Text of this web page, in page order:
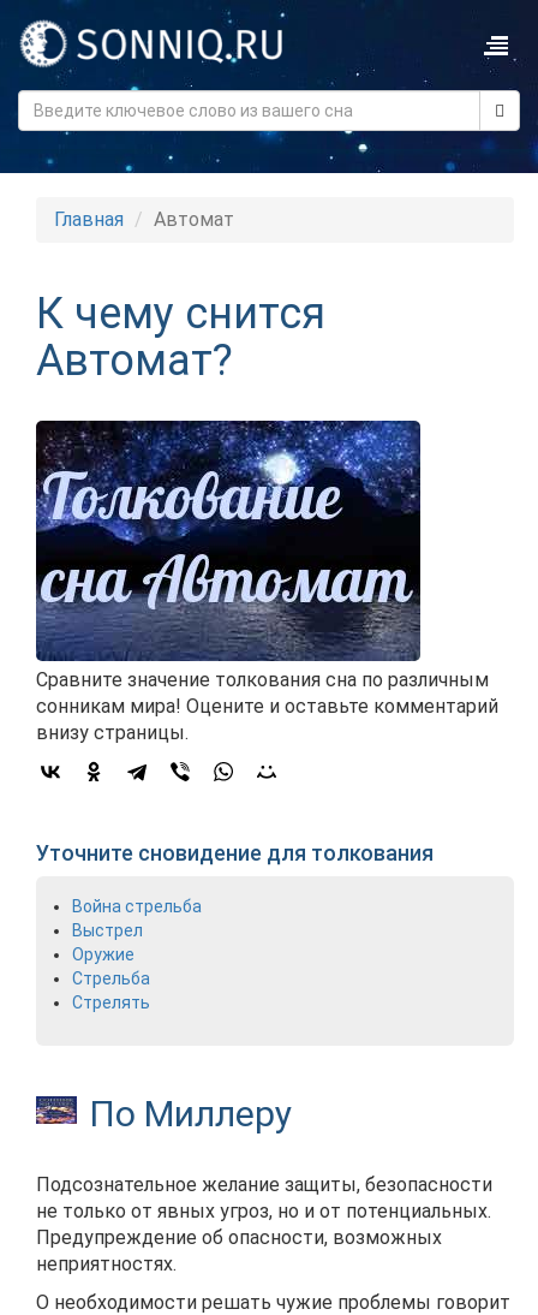
Главная Автомат
К чему снится
Автомат?
Сравните значение толкования сна по различным
сонникам мира! Оцените и оставьте комментарий
внизу страницы.
Уточните сновидение для толкования
Война стрельба
Выстрел
Оружие
Стрельба
Стрелять
По Миллеру
Подсознательное желание защиты, безопасности
не только от явных угроз, но и от потенциальных.
Предупреждение об опасности, возможных
неприятностях.
О необходимости решать чужие проблемы говорит